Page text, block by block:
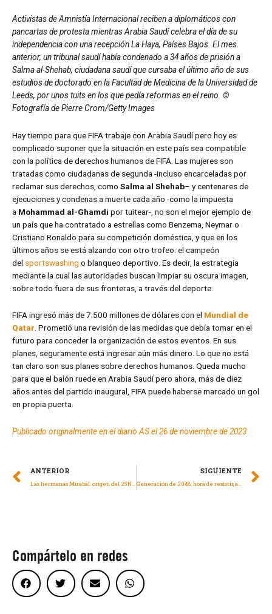
Activistas de Amnistía Internacional reciben a diplomáticos con
pancartas de protesta mientras Arabia Saudí celebra el día de su
independencia con una recepción La Haya, Países Bajos. El mes
anterior, un tribunal saudí había condenado a 34 años de prisión a
Salma al-Shehab, ciudadana saudí que cursaba el último año de sus
estudios de doctorado en la Facultad de Medicina de la Universidad de
Leeds, por unos tuits en los que pedía reformas en el reino. ©
Fotografía de Pierre Crom/Getty Images
Hay tiempo para que FIFA trabaje con Arabia Saudí pero hoy es
complicado suponer que la situación en este país sea compatible
con la política de derechos humanos de FIFA. Las mujeres son
tratadas como ciudadanas de segunda -incluso encarceladas por
reclamar sus derechos, como Salma al Shehab– y centenares de
ejecuciones y condenas a muerte cada año -como la impuesta
a Mohammad al-Ghamdi por tuitear-, no son el mejor ejemplo de
un país que ha contratado a estrellas como Benzema, Neymar o
Cristiano Ronaldo para su competición doméstica, y que en los
últimos años se está alzando con otro trofeo: el campeón
del sportswashing o blanqueo deportivo. Es decir, la estrategia
mediante la cual las autoridades buscan limpiar su oscura imagen,
sobre todo fuera de sus fronteras, a través del deporte.
FIFA ingresó más de 7.500 millones de dólares con el Mundial de
Qatar. Prometió una revisión de las medidas que debía tomar en el
futuro para conceder la organización de estos eventos. En sus
planes, seguramente está ingresar aún más dinero. Lo que no está
tan claro son sus planes sobre derechos humanos. Queda mucho
para que el balón ruede en Arabia Saudí pero ahora, más de diez
años antes del partido inaugural, FIFA puede haberse marcado un gol
en propia puerta.
Publicado originalmente en el diario AS el 26 de noviembre de 2023
ANTERIOR
Las hermanas Mirabal: origen del 25N, Día Internacional de la Eliminación de la Violencia contra las Mujeres
SIGUIENTE
Generación de 2048: hora de resistir, alterar y transformar
Compártelo en redes